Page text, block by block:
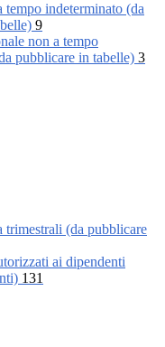
tempo indeterminato (da
9
non a tempo
pubblicare in tabelle) 3
trimestrali (da pubblicare
ai dipendenti
131